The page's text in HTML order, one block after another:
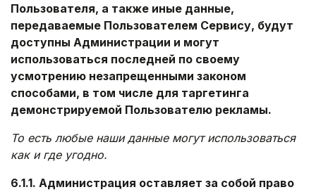
Пользователя, а также иные данные,
передаваемые Пользователем Сервису, будут
доступны Администрации и могут
использоваться последней по своему
усмотрению незапрещенными законом
способами, в том числе для таргетинга
демонстрируемой Пользователю рекламы.
То есть любые наши данные могут использоваться
как и где угодно.
6.1.1. Администрация оставляет за собой право